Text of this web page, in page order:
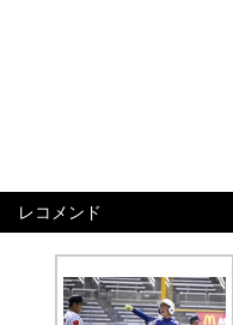
レコメンド